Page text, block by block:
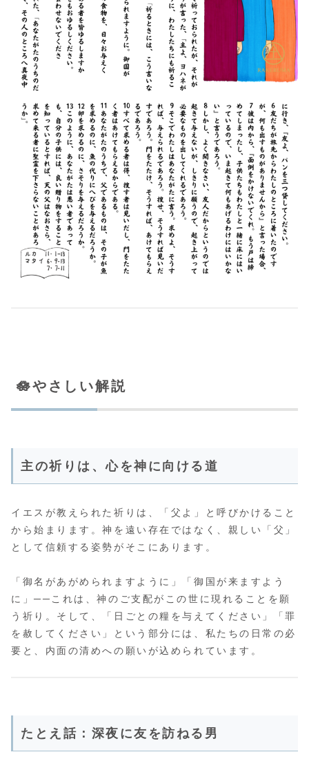
🪷やさしい解説
主の祈りは、心を神に向ける道
イエスが教えられた祈りは、「父よ」と呼びかけること
から始まります。神を遠い存在ではなく、親しい「父」
として信頼する姿勢がそこにあります。
「御名があがめられますように」「御国が来ますよう
に」──これは、神のご支配がこの世に現れることを願
う祈り。そして、「日ごとの糧を与えてください」「罪
を赦してください」という部分には、私たちの日常の必
要と、内面の清めへの願いが込められています。
たとえ話：深夜に友を訪ねる男